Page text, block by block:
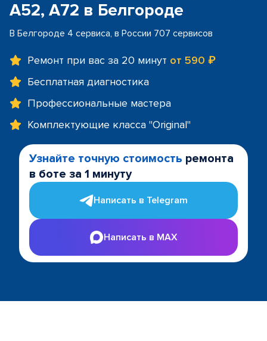
A52, A72 в Белгороде
В Белгороде 4 сервиса, в России 707 сервисов
Ремонт при вас за 20 минут от 590 ₽
Бесплатная диагностика
Профессиональные мастера
Комплектующие класса "Original"
Узнайте точную стоимость ремонта
в боте за 1 минуту
Написать в Telegram
Написать в MAX